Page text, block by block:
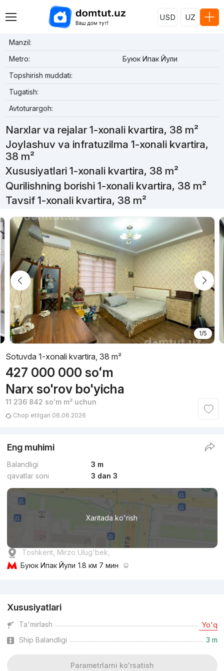
USD UZ
Manzil:
Metro:
Буюк Ипак Йули
Topshirish muddati:
Tugatish:
Avtoturargoh:
Narxlar va rejalar 1-xonali kvartira, 38 m²
Joylashuv va infratuzilma 1-xonali kvartira,
38 m²
Xususiyatlari 1-xonali kvartira, 38 m²
Qurilishning borishi 1-xonali kvartira, 38 m²
Tavsif 1-xonali kvartira, 38 m²
1/5
Sotuvda 1-xonali kvartira, 38 m²
427 000 000 soʻm
Narx so'rov bo'yicha
11 236 842 soʻmm² uchun
Chop etilgan 06.06.2026
Eng muhimi
Balandligi
3 m
qavatlar soni
3 dan 3
Xaritada ko'rish
Toshkent, Mirzo Ulug'bek,
Буюк Ипак Йули 1.8 км 7 мин
Xususiyatlari
Ta'mirlash Yo'q
Ship Balandligi 3 m
Parametrlarni ko'rsatish